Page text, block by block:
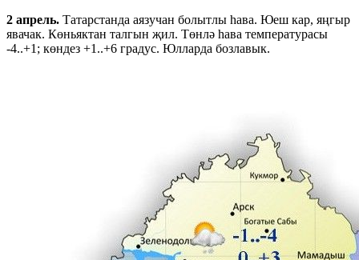
2 апрель. Татарстанда аязучан болытлы һава. Юеш кар, яңгыр
явачак. Көньяктан талгын җил. Төнлә һава температурасы
-4..+1; көндез +1..+6 градус. Юлларда бозлавык.